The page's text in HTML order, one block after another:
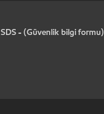
SDS - (Güvenlik bilgi formu)